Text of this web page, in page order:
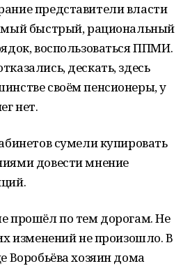
представители власти
быстрый, рациональный
воспользоваться ППМИ.
дескать, здесь
своём пенсионеры, у
нет.
сумели купировать
довести мнение
прошёл по тем дорогам. Не
изменений не произошло. В
Воробьёва хозяин дома